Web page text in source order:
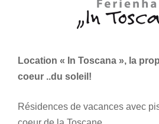
Location « In Toscana », la
coeur ..du soleil!
Résidences de vacances avec